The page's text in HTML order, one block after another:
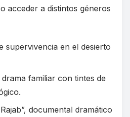
acceder a distintos géneros
supervivencia en el desierto
drama familiar con tintes de
documental dramático